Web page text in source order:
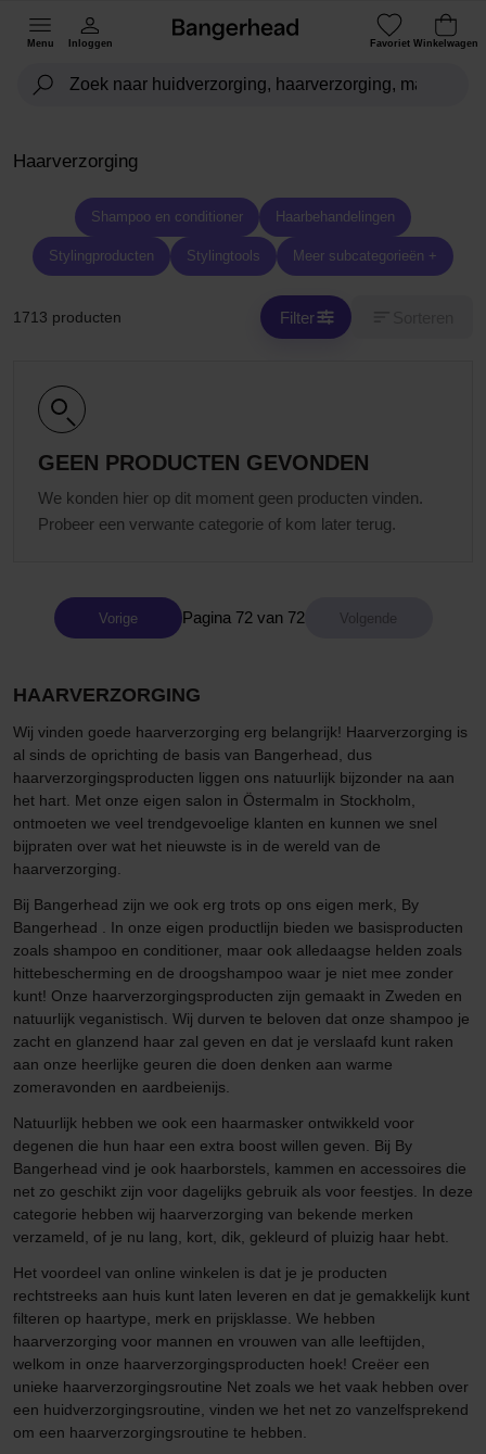
Menu Inloggen Favoriet Winkelwagen
Haarverzorging
Shampoo en conditioner Haarbehandelingen
Stylingproducten Stylingtools Meer subcategorieën +
1713 producten Filter
GEEN PRODUCTEN GEVONDEN
We konden hier op dit moment geen producten vinden.
Probeer een verwante categorie of kom later terug.
Vorige Pagina 72 van 72
HAARVERZORGING
Wij vinden goede haarverzorging erg belangrijk! Haarverzorging is
al sinds de oprichting de basis van Bangerhead, dus
haarverzorgingsproducten liggen ons natuurlijk bijzonder na aan
het hart. Met onze eigen salon in Östermalm in Stockholm,
ontmoeten we veel trendgevoelige klanten en kunnen we snel
bijpraten over wat het nieuwste is in de wereld van de
haarverzorging.
Bij Bangerhead zijn we ook erg trots op ons eigen merk, By
Bangerhead . In onze eigen productlijn bieden we basisproducten
zoals shampoo en conditioner, maar ook alledaagse helden zoals
hittebescherming en de droogshampoo waar je niet mee zonder
kunt! Onze haarverzorgingsproducten zijn gemaakt in Zweden en
natuurlijk veganistisch. Wij durven te beloven dat onze shampoo je
zacht en glanzend haar zal geven en dat je verslaafd kunt raken
aan onze heerlijke geuren die doen denken aan warme
zomeravonden en aardbeienijs.
Natuurlijk hebben we ook een haarmasker ontwikkeld voor
degenen die hun haar een extra boost willen geven. Bij By
Bangerhead vind je ook haarborstels, kammen en accessoires die
net zo geschikt zijn voor dagelijks gebruik als voor feestjes. In deze
categorie hebben wij haarverzorging van bekende merken
verzameld, of je nu lang, kort, dik, gekleurd of pluizig haar hebt.
Het voordeel van online winkelen is dat je je producten
rechtstreeks aan huis kunt laten leveren en dat je gemakkelijk kunt
filteren op haartype, merk en prijsklasse. We hebben
haarverzorging voor mannen en vrouwen van alle leeftijden,
welkom in onze haarverzorgingsproducten hoek! Creëer een
unieke haarverzorgingsroutine Net zoals we het vaak hebben over
een huidverzorgingsroutine, vinden we het net zo vanzelfsprekend
om een haarverzorgingsroutine te hebben.